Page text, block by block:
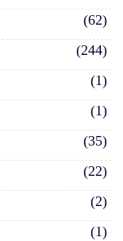
(62)
(244)
(1)
(1)
(35)
(22)
(2)
(1)